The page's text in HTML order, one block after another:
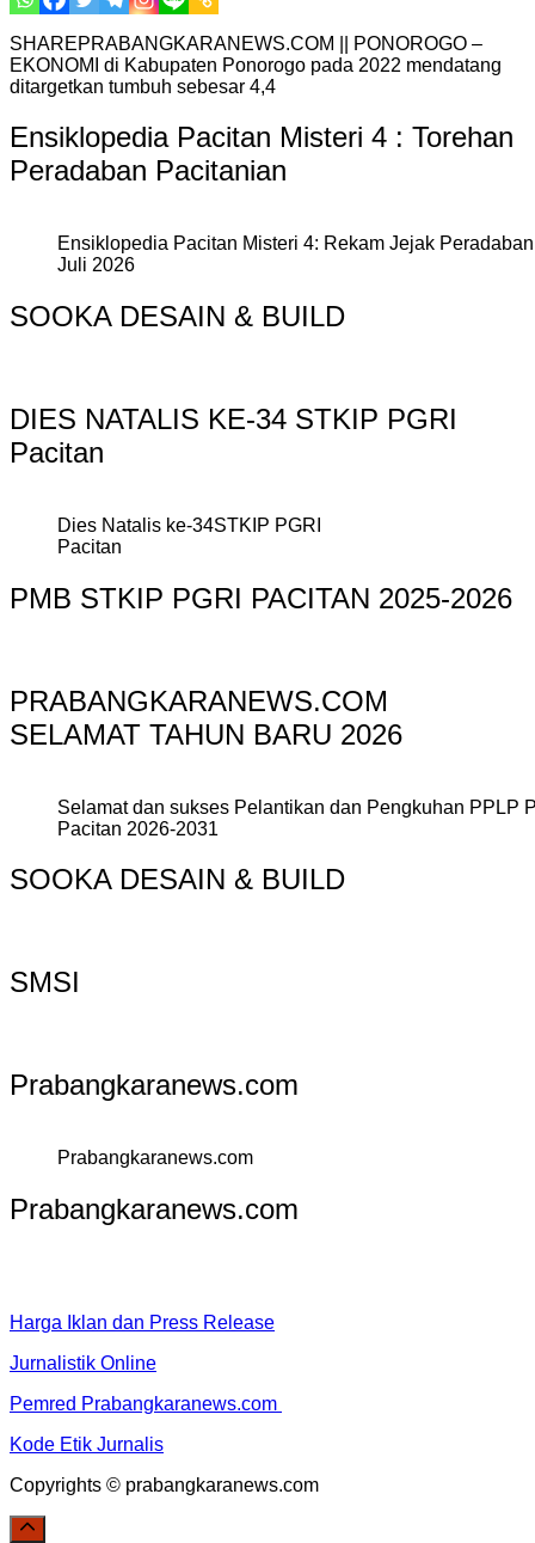
SHAREPRABANGKARANEWS.COM || PONOROGO –
EKONOMI di Kabupaten Ponorogo pada 2022 mendatang
ditargetkan tumbuh sebesar 4,4
Ensiklopedia Pacitan Misteri 4 : Torehan
Peradaban Pacitanian
Ensiklopedia Pacitan Misteri 4: Rekam Jejak
Juli 2026
SOOKA DESAIN & BUILD
DIES NATALIS KE-34 STKIP PGRI
Pacitan
Dies Natalis ke-34STKIP PGRI
Pacitan
PMB STKIP PGRI PACITAN 2025-2026
PRABANGKARANEWS.COM
SELAMAT TAHUN BARU 2026
Selamat dan sukses Pelantikan dan Pengkuhan PPLP
Pacitan 2026-2031
SOOKA DESAIN & BUILD
SMSI
Prabangkaranews.com
Prabangkaranews.com
Prabangkaranews.com
Harga Iklan dan Press Release
Jurnalistik Online
Pemred Prabangkaranews.com
Kode Etik Jurnalis
Copyrights © prabangkaranews.com